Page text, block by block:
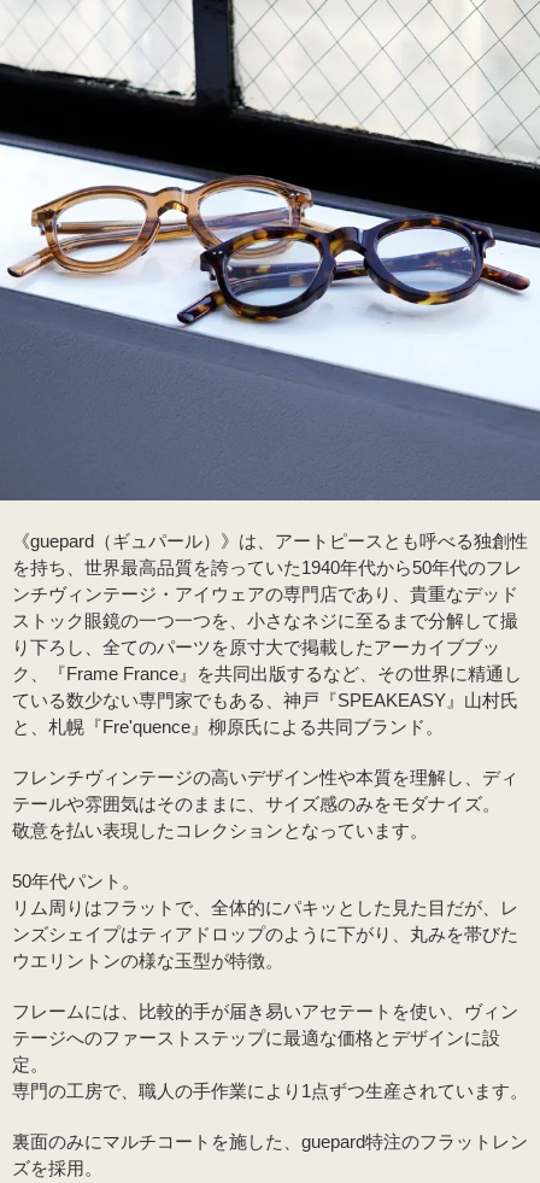
《guepard（ギュパール）》は、アートピースとも呼べる独創性
を持ち、世界最高品質を誇っていた1940年代から50年代のフレ
ンチヴィンテージ・アイウェアの専門店であり、貴重なデッド
ストック眼鏡の一つ一つを、小さなネジに至るまで分解して撮
り下ろし、全てのパーツを原寸大で掲載したアーカイブブッ
ク、『Frame France』を共同出版するなど、その世界に精通し
ている数少ない専門家でもある、神戸『SPEAKEASY』山村氏
と、札幌『Fre'quence』柳原氏による共同ブランド。
フレンチヴィンテージの高いデザイン性や本質を理解し、ディ
テールや雰囲気はそのままに、サイズ感のみをモダナイズ。
敬意を払い表現したコレクションとなっています。
50年代パント。
リム周りはフラットで、全体的にパキッとした見た目だが、レ
ンズシェイプはティアドロップのように下がり、丸みを帯びた
ウエリントンの様な玉型が特徴。
フレームには、比較的手が届き易いアセテートを使い、ヴィン
テージへのファーストステップに最適な価格とデザインに設
定。
専門の工房で、職人の手作業により1点ずつ生産されています。
裏面のみにマルチコートを施した、guepard特注のフラットレン
ズを採用。